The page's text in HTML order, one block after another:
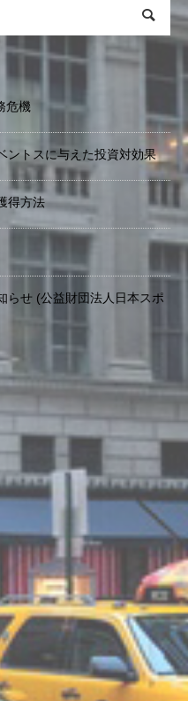
危機
ントスに与えた投資対効果
得方法
らせ (公益財団法人日本スポ